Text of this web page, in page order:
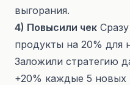
выгорания.
4) Повысили чек
продукты на 20% для
Заложили стратегию
+20% каждые 5 новых